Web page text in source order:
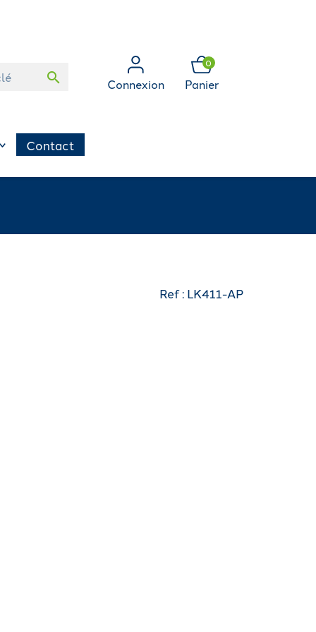
search Connexion Panier
0
Contact
Ref : LK411-AP